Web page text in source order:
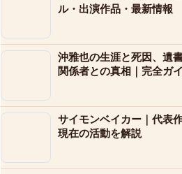
ル・出演作品・最新情報
沖雅也の生涯と死因、遺書
関係者との真相｜完全ガ
サイモンベイカー｜代表
現在の活動を解説